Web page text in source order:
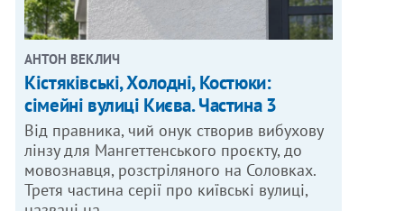
АНТОН ВЕКЛИЧ
Кістяківські, Холодні, Костюки:
сімейні вулиці Києва. Частина 3
Від правника, чий онук створив вибухову
лінзу для Мангеттенського проєкту, до
мовознавця, розстріляного на Соловках.
Третя частина серії про київські вулиці,